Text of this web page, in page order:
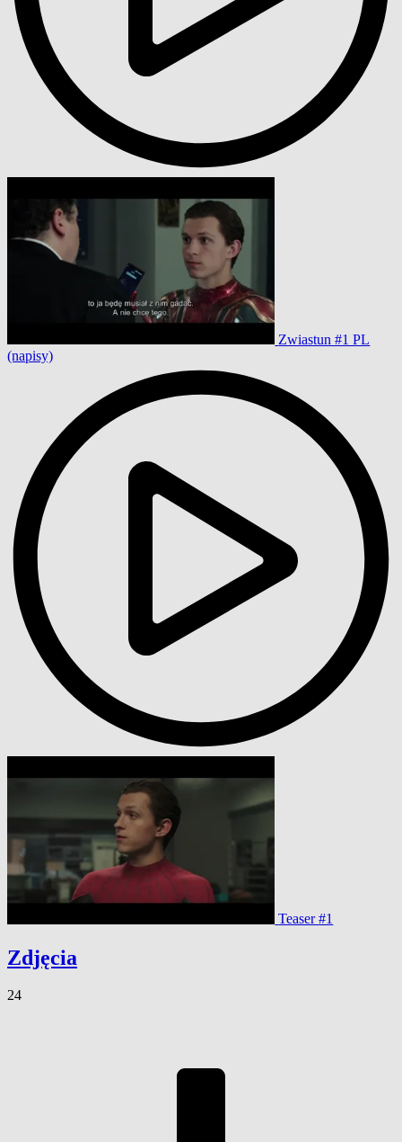
Zwiastun #1 PL
(napisy)
Teaser #1
Zdjęcia
24